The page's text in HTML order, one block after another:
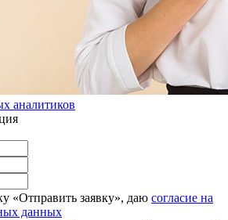
аналитиков
«Отправить заявку», даю согласие на
данных